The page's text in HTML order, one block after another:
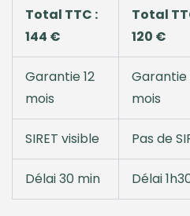
Total TTC :
144 €
Total
120 €
Garantie 12
mois
Garantie
mois
SIRET visible Pas de
Délai 30 min Délai